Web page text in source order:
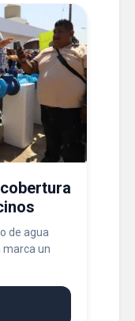
de agua
marca un